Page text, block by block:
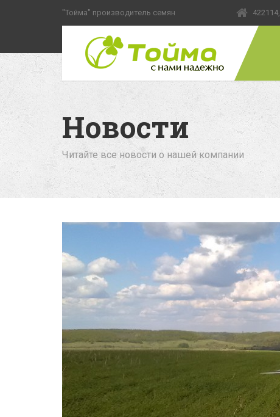
"Тойма" производитель семян
Новости
Читайте все новости о нашей компании